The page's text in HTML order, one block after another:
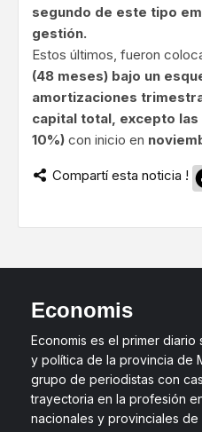
segundo de este tipo
gestión.
Estos últimos, fueron
(48 meses) bajo un
amortizaciones
capital total, excepto
10%) con inicio en
Compartí esta noticia !
Economis
Economis es el primer
y política de la provincia de
grupo de periodistas con
trayectoria en la profesión
nacionales y provinciales de